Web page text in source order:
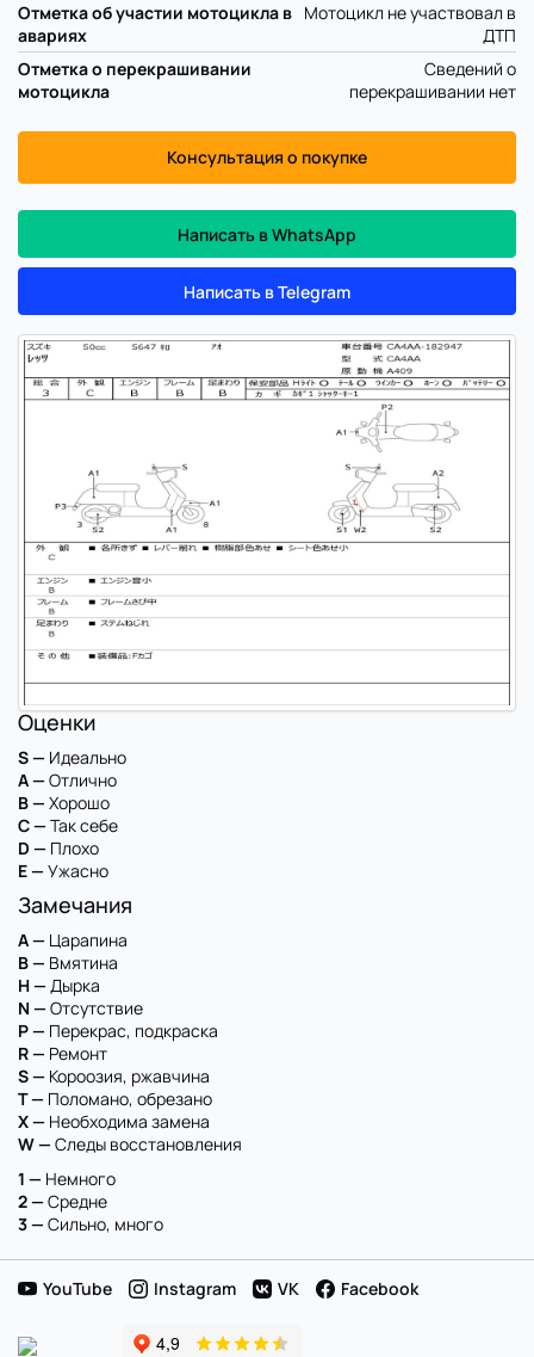
Отметка об участии мотоцикла в
авариях
Мотоцикл не участвовал в
ДТП
Отметка о перекрашивании
мотоцикла
Сведений о
перекрашивании нет
Консультация о покупке
Написать в WhatsApp
Написать в Telegram
Оценки
S — Идеально
A — Отлично
B — Хорошо
C — Так себе
D — Плохо
E — Ужасно
Замечания
A — Царапина
B — Вмятина
H — Дырка
N — Отсутствие
P — Перекрас, подкраска
R — Ремонт
S — Короозия, ржавчина
T — Поломано, обрезано
X — Необходима замена
W — Следы восстановления
1 — Немного
2 — Средне
3 — Сильно, много
YouTube Instagram VK Facebook